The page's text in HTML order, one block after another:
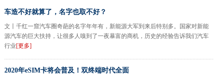
车造不好就算了，名字也取不好？
文丨千红一窟汽车圈奇葩的名字年年有，新能源大军到来后特别多。国家对新能
源汽车的巨大扶持，让很多人嗅到了一夜暴富的商机，历史的经验告诉我们汽车
行业[更多]
2020年eSIM卡将会普及！双终端时代全面